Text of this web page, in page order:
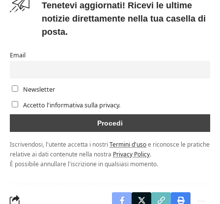
Tenetevi aggiornati! Ricevi le ultime
notizie direttamente nella tua casella di
posta.
Email
Newsletter
Accetto l'informativa sulla privacy.
Iscrivendosi, l'utente accetta i nostri Termini d'usoe riconosce le pratiche
relative ai dati contenute nella nostra Privacy Policy.
È possibile annullare l'iscrizione in qualsiasi momento.